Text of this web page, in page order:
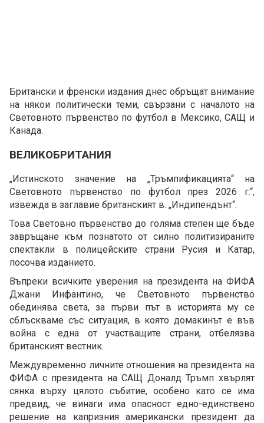
Британски и френски издания днес обръщат внимание
на някои политически теми, свързани с началото на
Световното първенство по футбол в Мексико, САЩ и
Канада.
ВЕЛИКОБРИТАНИЯ
„Истинското значение на „Тръмпификацията“ на
Световното първенство по футбол през 2026 г.“,
извежда в заглавие британският в. „Индипендънт“.
Това Световно първенство до голяма степен ще бъде
завръщане към познатото от силно политизираните
спектакли в полицейските страни Русия и Катар,
посочва изданието.
Въпреки всичките уверения на президента на ФИФА
Джани Инфантино, че Световното първенство
обединява света, за първи път в историята му се
сблъскваме със ситуация, в която домакинът е във
война с една от участващите страни, отбелязва
британският вестник.
Междувременно личните отношения на президента на
ФИФА с президента на САЩ Доналд Тръмп хвърлят
сянка върху цялото събитие, особено като се има
предвид, че винаги има опасност едно-единствено
решение на капризния американски президент да